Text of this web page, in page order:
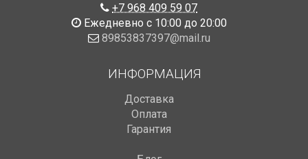
+7 968 409 59 07
Ежедневно с 10:00 до 20:00
89853837397@mail.ru
ИНФОРМАЦИЯ
Доставка
Оплата
Гарантия